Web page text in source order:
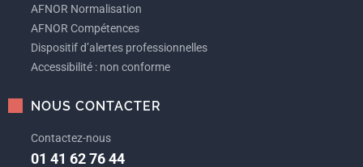
AFNOR Normalisation
AFNOR Compétences
Dispositif d’alertes professionnelles
Accessibilité : non conforme
NOUS CONTACTER
Contactez-nous
01 41 62 76 44